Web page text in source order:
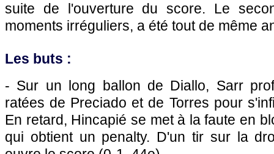
suite de l'ouverture du score. Le
moments irréguliers, a été tout de même
Les buts :
- Sur un long ballon de Diallo, Sarr
ratées de Preciado et de Torres pour
En retard, Hincapié se met à la faute en
qui obtient un penalty. D'un tir sur la